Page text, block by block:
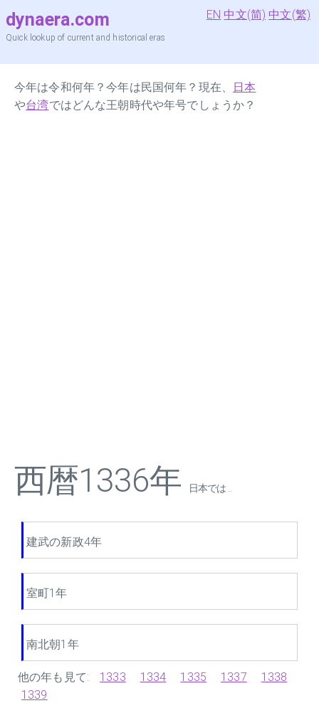
dynaera.com
Quick lookup of current and historical eras
EN 中文(简) 中文(繁)
今年は令和何年？今年は民国何年？現在、
日本
や台湾ではどんな王朝時代や年号でしょうか？
西暦1336年 日本では ...
建武の新政4年
室町1年
南北朝1年
他の年も見て: 1333 1334 1335 1337
1338
1339